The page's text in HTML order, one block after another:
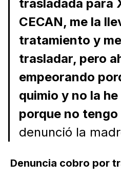
trasladada para
CECAN, me la
tratamiento y
trasladar, pero
empeorando
quimio y no la
porque no tengo
denunció la
Denuncia cobro por